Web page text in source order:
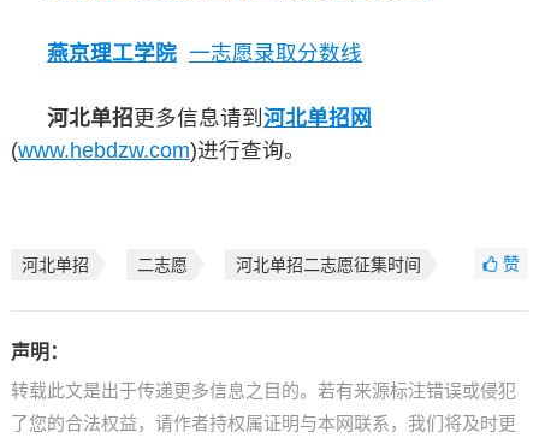
燕京理工学院 一志愿录取分数线
河北单招更多信息请到 河北单招网
(www.hebdzw.com)进行查询。
河北单招 二志愿 河北单招二志愿征集时间 赞
声明：
转载此文是出于传递更多信息之目的。若有来源标注错误或侵犯
了您的合法权益，请作者持权属证明与本网联系，我们将及时更